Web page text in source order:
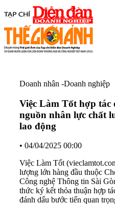
Doanh nhân -Doanh nghiệp
Việc Làm Tốt hợp tác
nguồn nhân lực chất
lao động
• 04/04/2025 00:00
Việc Làm Tốt
lượng lớn hàng đầu thuộc
Công nghệ Thông tin Sài
thức ký kết thỏa thuận hợp
đánh dấu bước tiến quan